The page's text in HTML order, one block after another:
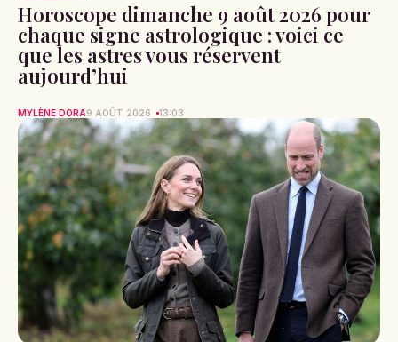
Horoscope dimanche 9 août 2026 pour
chaque signe astrologique : voici ce
que les astres vous réservent
aujourd’hui
MYLÈNE DORA9 AOÛT 2026 13:03